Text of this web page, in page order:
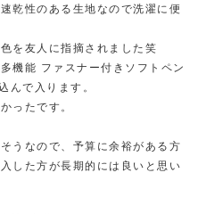
乾性のある生地なので洗濯に便
を友人に指摘されました笑
機能 ファスナー付きソフトペン
んで入ります。
ったです。
うなので、予算に余裕がある方
した方が長期的には良いと思い